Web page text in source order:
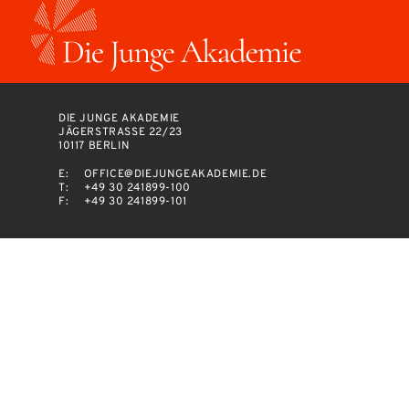
DIE JUNGE AKADEMIE
JÄGERSTRASSE 22/23
10117 BERLIN
E:
OFFICE@DIEJUNGEAKADEMIE.DE
T:
+49 30 241899-100
F:
+49 30 241899-101